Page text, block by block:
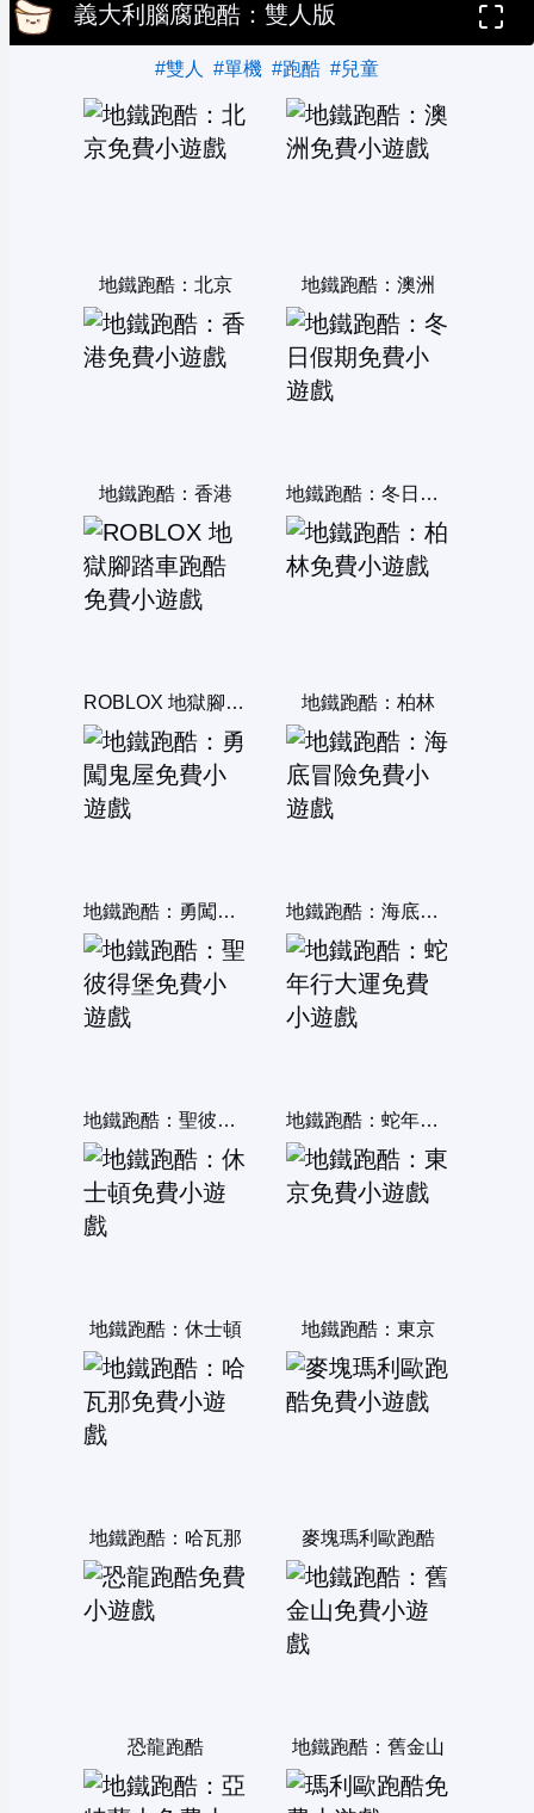
義大利腦腐跑酷：雙人版
#雙人 #單機 #跑酷 #兒童
地鐵跑酷：北京 地鐵跑酷：澳洲
地鐵跑酷：香港 地鐵跑酷：冬日假期
ROBLOX 地獄腳踏車跑酷 地鐵跑酷：柏林
地鐵跑酷：勇闖鬼屋 地鐵跑酷：海底冒險
地鐵跑酷：聖彼得堡 地鐵跑酷：蛇年行大運
地鐵跑酷：休士頓 地鐵跑酷：東京
地鐵跑酷：哈瓦那 麥塊瑪利歐跑酷
恐龍跑酷 地鐵跑酷：舊金山